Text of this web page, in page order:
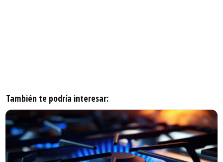
También te podría interesar: